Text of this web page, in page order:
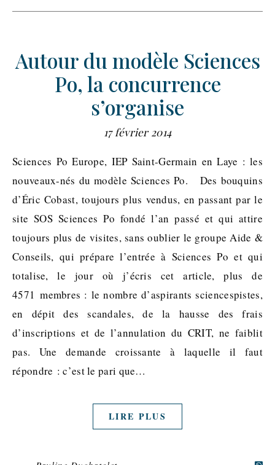
Autour du modèle Sciences
Po, la concurrence
s’organise
17 février 2014
Sciences Po Europe, IEP Saint-Germain en Laye : les
nouveaux-nés du modèle Sciences Po. Des bouquins
d’Éric Cobast, toujours plus vendus, en passant par le
site SOS Sciences Po fondé l’an passé et qui attire
toujours plus de visites, sans oublier le groupe Aide &
Conseils, qui prépare l’entrée à Sciences Po et qui
totalise, le jour où j’écris cet article, plus de
4571 membres : le nombre d’aspirants sciencespistes,
en dépit des scandales, de la hausse des frais
d’inscriptions et de l’annulation du CRIT, ne faiblit
pas. Une demande croissante à laquelle il faut
répondre : c’est le pari que…
LIRE PLUS